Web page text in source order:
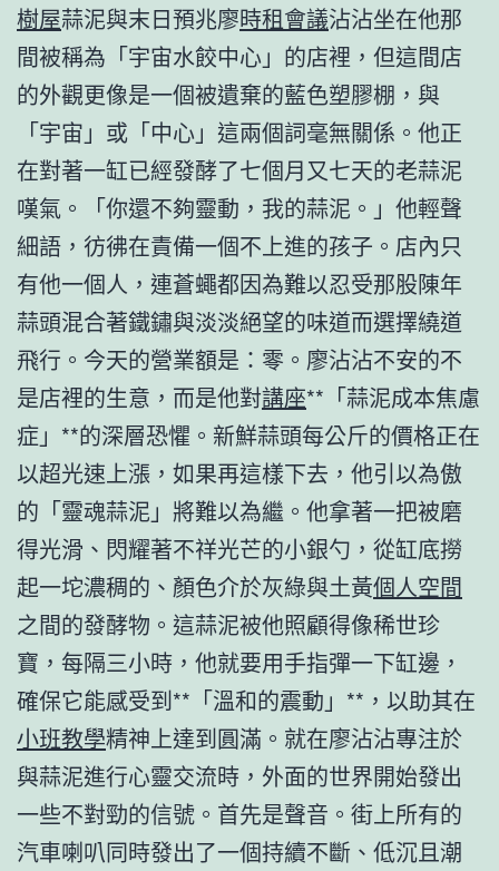
樹屋蒜泥與末日預兆廖時租會議沾沾坐在他那
間被稱為「宇宙水餃中心」的店裡，但這間店
的外觀更像是一個被遺棄的藍色塑膠棚，與
「宇宙」或「中心」這兩個詞毫無關係。他正
在對著一缸已經發酵了七個月又七天的老蒜泥
嘆氣。「你還不夠靈動，我的蒜泥。」他輕聲
細語，彷彿在責備一個不上進的孩子。店內只
有他一個人，連蒼蠅都因為難以忍受那股陳年
蒜頭混合著鐵鏽與淡淡絕望的味道而選擇繞道
飛行。今天的營業額是：零。廖沾沾不安的不
是店裡的生意，而是他對講座**「蒜泥成本焦慮
症」**的深層恐懼。新鮮蒜頭每公斤的價格正在
以超光速上漲，如果再這樣下去，他引以為傲
的「靈魂蒜泥」將難以為繼。他拿著一把被磨
得光滑、閃耀著不祥光芒的小銀勺，從缸底撈
起一坨濃稠的、顏色介於灰綠與土黃個人空間
之間的發酵物。這蒜泥被他照顧得像稀世珍
寶，每隔三小時，他就要用手指彈一下缸邊，
確保它能感受到**「溫和的震動」**，以助其在
小班教學精神上達到圓滿。就在廖沾沾專注於
與蒜泥進行心靈交流時，外面的世界開始發出
一些不對勁的信號。首先是聲音。街上所有的
汽車喇叭同時發出了一個持續不斷、低沉且潮